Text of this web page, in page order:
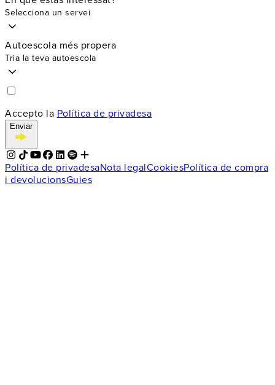
Selecciona un servei
Autoescola més propera
Tria la teva autoescola
Accepto la Política de privadesa
Enviar
Política de privadesaNota legalCookiesPolítica de compra
i devolucionsGuies